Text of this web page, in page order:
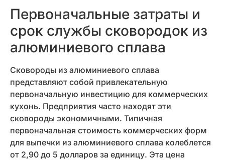
Первоначальные затраты и
срок службы сковородок из
алюминиевого сплава
Сковороды из алюминиевого сплава
представляют собой привлекательную
первоначальную инвестицию для коммерческих
кухонь. Предприятия часто находят эти
сковороды экономичными. Типичная
первоначальная стоимость коммерческих форм
для выпечки из алюминиевого сплава колеблется
от 2,90 до 5 долларов за единицу. Эта цена